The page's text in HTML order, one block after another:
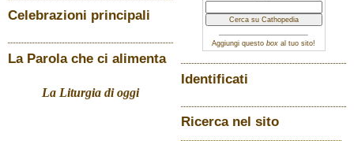
Celebrazioni principali
La Parola che ci alimenta
La Liturgia di oggi
Aggiungi questo box al tuo sito!
Identificati
Ricerca nel sito